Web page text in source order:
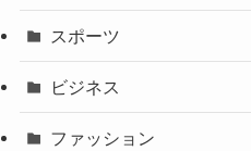
スポーツ
ビジネス
ファッション